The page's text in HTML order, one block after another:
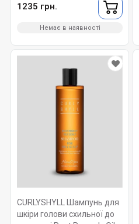
1235 грн.
Немає в наявності
CURLYSHYLL Шампунь для
шкіри голови схильної до